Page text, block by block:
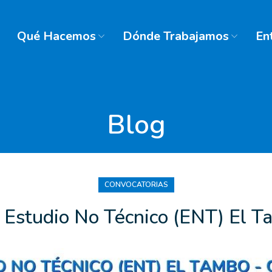
Qué Hacemos Dónde Trabajamos
Blog
CONVOCATORIAS
No Técnico (ENT) El